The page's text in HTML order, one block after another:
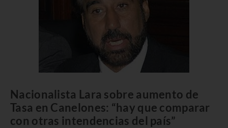
Nacionalista Lara sobre aumento de
Tasa en Canelones: “hay que comparar
con otras intendencias del país”